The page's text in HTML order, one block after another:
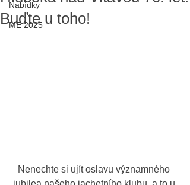
Nabídky
ME 2025
Buďte u toho!
Nenechte si ujít oslavu významného